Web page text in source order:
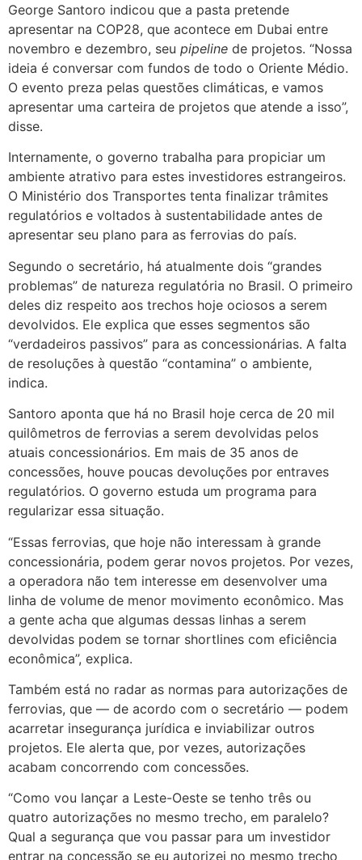
George Santoro indicou que a pasta pretende
apresentar na COP28, que acontece em Dubai entre
novembro e dezembro, seu pipeline de projetos. “Nossa
ideia é conversar com fundos de todo o Oriente Médio.
O evento preza pelas questões climáticas, e vamos
apresentar uma carteira de projetos que atende a isso”,
disse.
Internamente, o governo trabalha para propiciar um
ambiente atrativo para estes investidores estrangeiros.
O Ministério dos Transportes tenta finalizar trâmites
regulatórios e voltados à sustentabilidade antes de
apresentar seu plano para as ferrovias do país.
Segundo o secretário, há atualmente dois “grandes
problemas” de natureza regulatória no Brasil. O primeiro
deles diz respeito aos trechos hoje ociosos a serem
devolvidos. Ele explica que esses segmentos são
“verdadeiros passivos” para as concessionárias. A falta
de resoluções à questão “contamina” o ambiente,
indica.
Santoro aponta que há no Brasil hoje cerca de 20 mil
quilômetros de ferrovias a serem devolvidas pelos
atuais concessionários. Em mais de 35 anos de
concessões, houve poucas devoluções por entraves
regulatórios. O governo estuda um programa para
regularizar essa situação.
“Essas ferrovias, que hoje não interessam à grande
concessionária, podem gerar novos projetos. Por vezes,
a operadora não tem interesse em desenvolver uma
linha de volume de menor movimento econômico. Mas
a gente acha que algumas dessas linhas a serem
devolvidas podem se tornar shortlines com eficiência
econômica”, explica.
Também está no radar as normas para autorizações de
ferrovias, que — de acordo com o secretário — podem
acarretar insegurança jurídica e inviabilizar outros
projetos. Ele alerta que, por vezes, autorizações
acabam concorrendo com concessões.
“Como vou lançar a Leste-Oeste se tenho três ou
quatro autorizações no mesmo trecho, em paralelo?
Qual a segurança que vou passar para um investidor
entrar na concessão se eu autorizei no mesmo trecho